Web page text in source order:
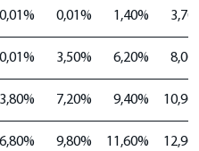
0,01% 0,01% 1,40%
0,01% 3,50% 6,20%
3,80% 7,20% 9,40%
6,80% 9,80% 11,60%